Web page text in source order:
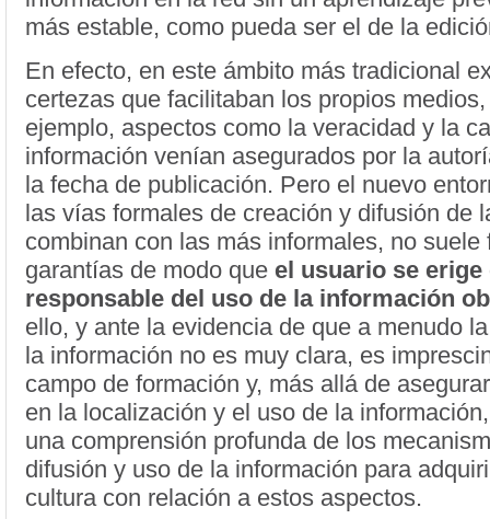
más estable, como pueda ser el de la
En efecto, en este ámbito más tradicional
certezas que facilitaban los propios
ejemplo, aspectos como la veracidad y la
información venían asegurados por la
la fecha de publicación. Pero el nuevo
las vías formales de creación y difusión de
combinan con las más informales, no suele
garantías de modo que el usuario se
responsable del uso de la información
ello, y ante la evidencia de que a menudo
la información no es muy clara, es
campo de formación y, más allá de
en la localización y el uso de la
una comprensión profunda de los
difusión y uso de la información para
cultura con relación a estos aspectos.